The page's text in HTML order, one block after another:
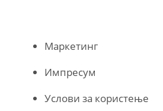
Маркетинг
Импресум
Услови за користење